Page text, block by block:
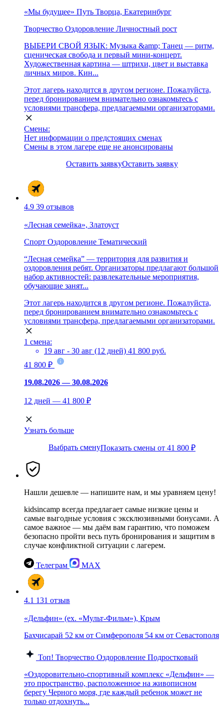
«Мы будущее» Путь Творца, Екатеринбург
Творчество Оздоровление Личностный рост
ВЫБЕРИ СВОЙ ЯЗЫК: Музыка &amp; Танец — ритм,
сценическая свобода и первый мини-концерт.
Художественная картина — штрихи, цвет и выставка
личных миров. Кин...
Этот лагерь находится в другом регионе. Пожалуйста,
перед бронированием внимательно ознакомьтесь с
условиями трансфера, предлагаемыми организаторами.
Смены:
Нет информации о предстоящих сменах
Смены в этом лагере еще не анонсированы
Оставить заявкуОставить заявку
4.9 39 отзывов
«Лесная семейка», Златоуст
Спорт Оздоровление Тематический
“Лесная семейка” — территория для развития и
оздоровления ребят. Организаторы предлагают большой
набор активностей: развлекательные мероприятия,
обучающие занят...
Этот лагерь находится в другом регионе. Пожалуйста,
перед бронированием внимательно ознакомьтесь с
условиями трансфера, предлагаемыми организаторами.
1 смена:
19 авг - 30 авг (12 дней) 41 800 руб.
41 800 ₽
19.08.2026 — 30.08.2026
12 дней — 41 800 ₽
Узнать больше
Выбрать сменуПоказать смены от 41 800 ₽
Нашли дешевле — напишите нам, и мы уравняем цену!
kidsincamp всегда предлагает самые низкие цены и
самые выгодные условия с эксклюзивными бонусами. А
самое важное — мы даём вам гарантию, что поможем
безопасно пройти весь путь бронирования и защитим в
случае конфликтной ситуации с лагерем.
Телеграм MAX
4.1 131 отзыв
«Дельфин» (ex. «Мульт-Фильм»), Крым
Бахчисарай 52 км от Симферополя 54 км от Севастополя
Топ! Творчество Оздоровление Подростковый
«Оздоровительно-спортивный комплекс «Дельфин» —
это пространство, расположенное на живописном
берегу Черного моря, где каждый ребенок может не
только отдохнуть...